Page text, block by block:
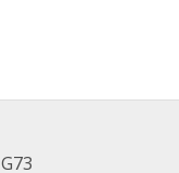
G73